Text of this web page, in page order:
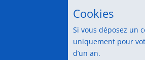
Cookies
Si vous déposez un
uniquement pour
d’un an.